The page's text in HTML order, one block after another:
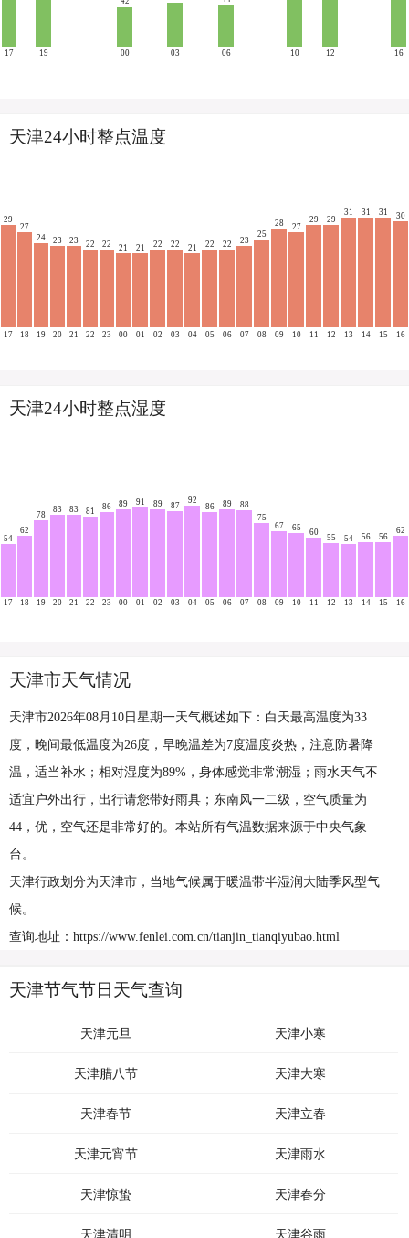
17 19 00 03 06 10 12 16
天津24小时整点温度
29
17
27
18
24
19
23
20
23
21
22
22
22
23
21
00
21
01
22
02
22
03
21
04
22
05
22
06
23
07
25
08
28
09
27
10
29
11
29
12
31
13
31
14
31
15
30
16
天津24小时整点湿度
54
17
62
18
78
19
83
20
83
21
81
22
86
23
89
00
91
01
89
02
87
03
92
04
86
05
89
06
88
07
75
08
67
09
65
10
60
11
55
12
54
13
56
14
56
15
62
16
天津市天气情况
天津市2026年08月10日星期一天气概述如下：白天最高温度为33
度，晚间最低温度为26度，早晚温差为7度温度炎热，注意防暑降
温，适当补水；相对湿度为89%，身体感觉非常潮湿；雨水天气不
适宜户外出行，出行请您带好雨具；东南风一二级，空气质量为
44，优，空气还是非常好的。本站所有气温数据来源于中央气象
台。
天津行政划分为天津市，当地气候属于暖温带半湿润大陆季风型气
候。
查询地址：https://www.fenlei.com.cn/tianjin_tianqiyubao.html
天津节气节日天气查询
天津元旦 天津小寒
天津腊八节 天津大寒
天津春节 天津立春
天津元宵节 天津雨水
天津惊蛰 天津春分
天津清明 天津谷雨